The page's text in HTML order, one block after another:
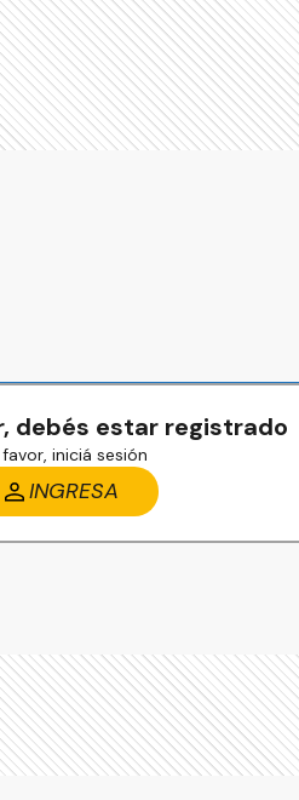
debés estar registrado
iniciá sesión
INGRESA